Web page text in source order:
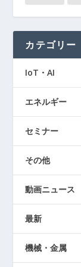
カテゴリー
IoT・AI
エネルギー
セミナー
その他
動画ニュース
最新
機械・金属